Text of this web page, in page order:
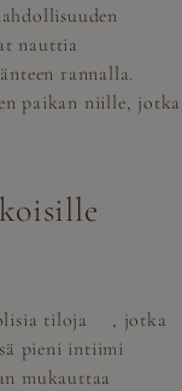
nauttia
rannalla.
paikan niille, jotka
tiloja
, jotka
pieni intiimi
mukauttaa